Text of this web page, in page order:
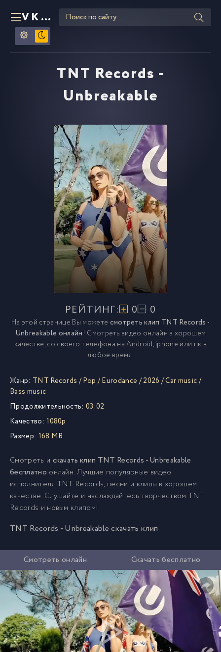
VKLIPE RU
TNT Records -
Unbreakable
РЕЙТИНГ: 0 0
На этой странице Вы можете смотреть клип TNT Records -
Unbreakable онлайн! Смотреть видео онлайн в хорошем
качестве, со своего телефона на Android, iphone или пк в
любое время.
Жанр: TNT Records /Pop /Eurodance /2026 /Car music/
Bass music
Продолжительность: 03:02
Качество: 1080p
Размер: 168 MB
Смотреть и скачать клип TNT Records - Unbreakable
бесплатно онлайн. Лучшие популярные видео
исполнителя TNT Records, песни и клипы в хорошем
качестве. Слушайте и наслаждайтесь творчеством TNT
Records и новым клипом!
TNT Records - Unbreakable скачать клип
Смотреть онлайн Скачать бесплатно